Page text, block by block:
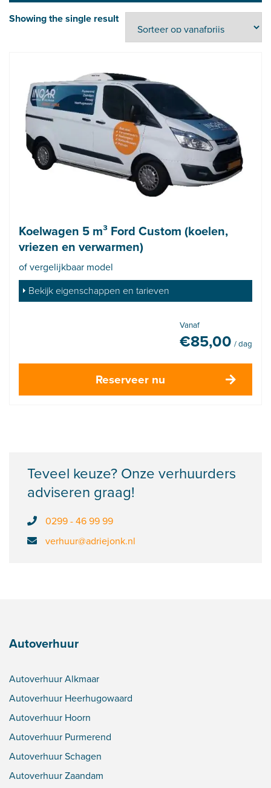
Showing the single result
Koelwagen 5 m³ Ford Custom (koelen,
vriezen en verwarmen)
of vergelijkbaar model
Bekijk eigenschappen en tarieven
Vanaf
€85,00 / dag
Reserveer nu
Teveel keuze? Onze verhuurders
adviseren graag!
0299 - 46 99 99
verhuur@adriejonk.nl
Autoverhuur
Autoverhuur Alkmaar
Autoverhuur Heerhugowaard
Autoverhuur Hoorn
Autoverhuur Purmerend
Autoverhuur Schagen
Autoverhuur Zaandam